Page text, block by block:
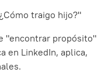
traigo hijo?"
"encontrar propósito"
en LinkedIn, aplica,